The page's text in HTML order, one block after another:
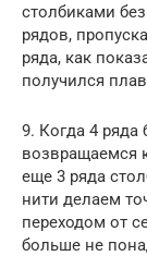
столбиками
рядов,
ряда, как
получился
9. Когда 4 ряда
возвращаемся
еще 3 ряда
нити делаем
переходом от
больше не